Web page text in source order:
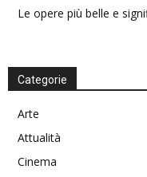
Le opere più belle e
Categorie
Arte
Attualità
Cinema